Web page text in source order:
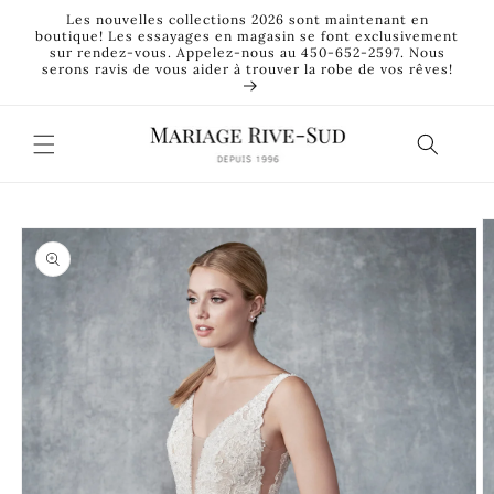
passer
au
contenu
Les nouvelles collections 2026 sont maintenant en
boutique! Les essayages en magasin se font exclusivement
sur rendez-vous. Appelez-nous au 450-652-2597. Nous
serons ravis de vous aider à trouver la robe de vos rêves!
informations
produits